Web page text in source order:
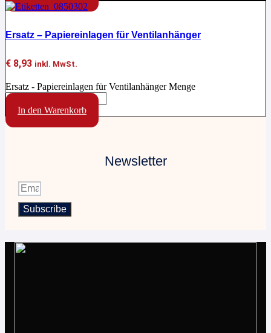
Ersatz – Papiereinlagen für Ventilanhänger
€ 8,93 inkl. MwSt.
Ersatz - Papiereinlagen für Ventilanhänger Menge
In den Warenkorb
Newsletter
Subscribe